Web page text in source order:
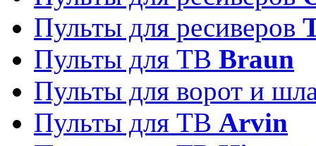
Пульты для ресиверов
Пульты для ТВ Braun
Пульты для ворот и
Пульты для ТВ Arvin